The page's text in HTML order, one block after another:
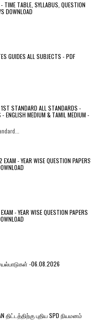
TIME TABLE, SYLLABUS, QUESTION
DOWNLOAD
GUIDES ALL SUBJECTS - PDF
STANDARD ALL STANDARDS -
ENGLISH MEDIUM & TAMIL MEDIUM -
EXAM - YEAR WISE QUESTION PAPERS
- YEAR WISE QUESTION PAPERS
-06.08.2026
திட்டத்திற்கு புதிய SPD நியமனம்